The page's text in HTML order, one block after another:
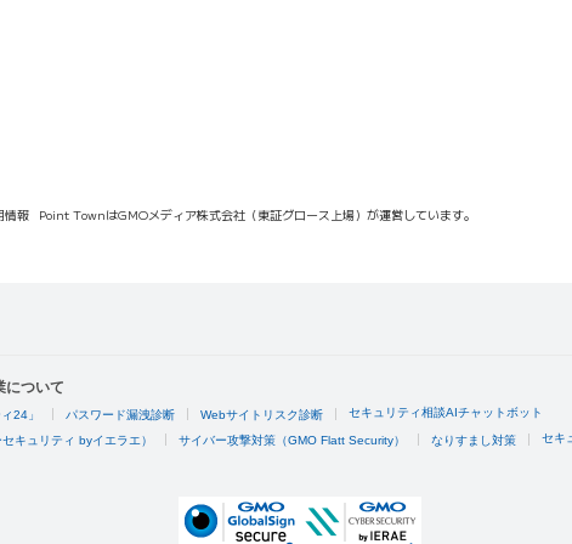
情報 Point TownはGMOメディア株式会社（東証グロース上場）が運営しています。
について
24」 パスワード漏洩診断 Webサイトリスク診断 セキュリティ相談AIチャットボット
キュリティ byイエラエ） サイバー攻撃対策（GMO Flatt Security） なりすまし対策 セキ